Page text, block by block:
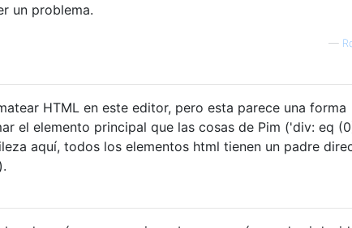
un problema.
—
HTML en este editor, pero esta parece una forma
el elemento principal que las cosas de Pim ('div: eq
aquí, todos los elementos html tienen un padre